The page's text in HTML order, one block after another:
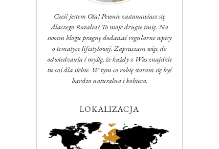
Cześć jestem Ola! Pewnie zastanawiasz się
dlaczego Rozalia? To moje drugie imię. Na
swoim blogu pragnę dodawać regularne wpisy
o tematyce lifestylowej. Zapraszam więc do
odwiedzania i myślę, że każdy z Was znajdzie
tu coś dla siebie. W tym co robię staram się być
bardzo naturalna i kobieca.
LOKALIZACJA